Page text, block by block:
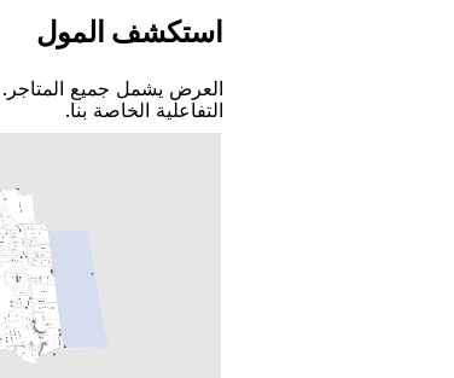
اﺳﺘﻜﺸﻒ اﻟﻤﻮﻝ
اﻟﻌﺮﺽ ﻳﺸﻤﻞ ﺟﻤﻴﻊ اﻟﻤﺘﺎﺟﺮ.
اﻟﺘﻔﺎﻋﻠﻴﺔ اﻟﺨﺎﺻﺔ ﺑﻨﺎ.